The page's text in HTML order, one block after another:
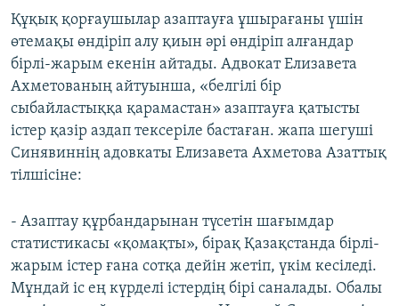
Құқық қорғаушылар азаптауға ұшырағаны үшін
өтемақы өндіріп алу қиын әрі өндіріп алғандар
бірлі-жарым екенін айтады. Адвокат Елизавета
Ахметованың айтуынша, «белгілі бір
сыбайластыққа қарамастан» азаптауға қатысты
істер қазір аздап тексеріле бастаған. жапа шегуші
Синявиннің адовкаты Елизавета Ахметова Азаттық
тілшісіне:
- Азаптау құрбандарынан түсетін шағымдар
статистикасы «қомақты», бірақ Қазақстанда бірлі-
жарым істер ғана сотқа дейін жетіп, үкім кесіледі.
Мұндай іс ең күрделі істердің бірі саналады. Обалы